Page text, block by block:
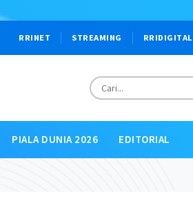
RRINET STREAMING RRIDIGITAL
PIALA DUNIA 2026 EDITORIAL